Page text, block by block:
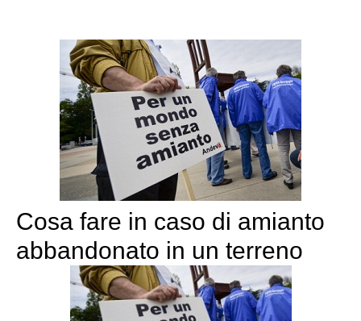
Cosa fare in caso di amianto
abbandonato in un terreno